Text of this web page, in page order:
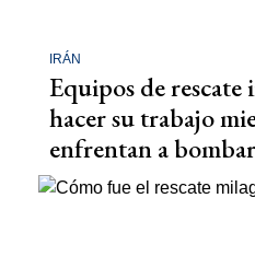
IRÁN
Equipos de rescate
hacer su trabajo
enfrentan a